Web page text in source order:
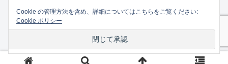
Cookie の管理方法を含め、詳細についてはこちらをご覧ください:
Cookie ポリシー